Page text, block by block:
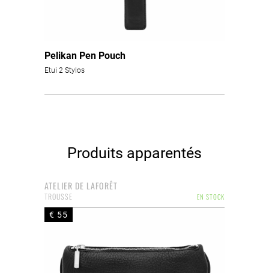
Pelikan Pen Pouch
Etui 2 Stylos
Produits apparentés
ATELIER DE LAFORÊT
EN STOCK
TROUSSE
€ 55